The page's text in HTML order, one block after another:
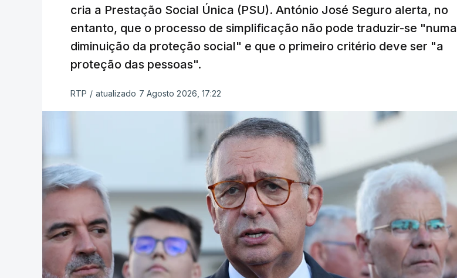
cria a Prestação Social Única (PSU). António José Seguro alerta, no
entanto, que o processo de simplificação não pode traduzir-se "numa
diminuição da proteção social" e que o primeiro critério deve ser "a
proteção das pessoas".
RTP / atualizado 7 Agosto 2026, 17:22